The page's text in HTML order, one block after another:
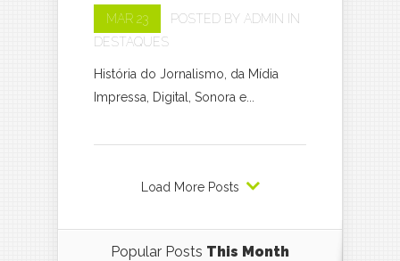
MAR 23 POSTED BY ADMIN
IN
DESTAQUES
História do Jornalismo, da Mídia
Impressa, Digital, Sonora e...
Load More Posts
Popular Posts This Month